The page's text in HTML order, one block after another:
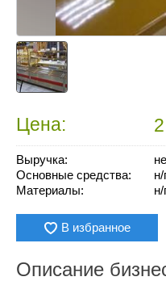
Цена:
Выручка:
Основные средства:
н/
Материалы:
н/
В избранное
Описание